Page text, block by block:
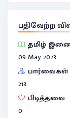
பதிவேற்ற
தமிழ்
09 May 2023
பார்வைகள்
213
பிடித்தவை
0